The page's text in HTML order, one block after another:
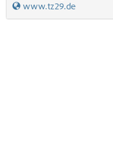
www.tz29.de